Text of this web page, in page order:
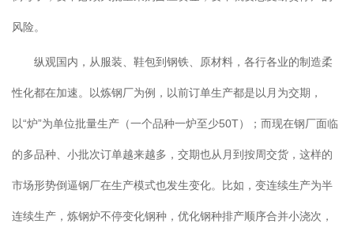
风险。
纵观国内，从服装、鞋包到钢铁、原材料，各行各业的制造柔
性化都在加速。以炼钢厂为例，以前订单生产都是以月为交期，
以“炉”为单位批量生产（一个品种一炉至少50T）；而现在钢厂面临
的多品种、小批次订单越来越多，交期也从月到按周交货，这样的
市场形势倒逼钢厂在生产模式也发生变化。比如，变连续生产为半
连续生产，炼钢炉不停变化钢种，优化钢种排产顺序合并小浇次，